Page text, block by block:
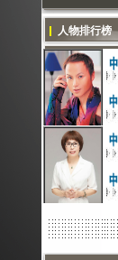
人物排行榜